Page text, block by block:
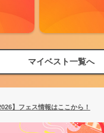
マイベスト一覧へ
】フェス情報はここから！
ンキング】2026年上半期編発表！
】フェス情報はここから！
ンキング】2026年上半期編発表！